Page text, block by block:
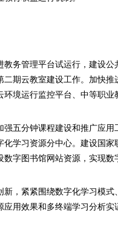
教务管理平台试运行，建设
期云教室建设工作。加快
境运行监控平台、中等职
强五分钟课程建设和推广应
学习资源分中心。建设国
字图书馆网站资源，实现
，紧紧围绕数字化学习模
用效果和多终端学习分析